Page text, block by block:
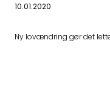
Har du
eller
10.01.2020
Ny lovændring gør det